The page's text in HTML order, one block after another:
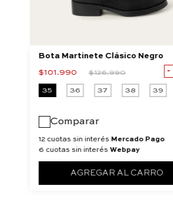
Bota Martinete Clásico Negro
$101.990 $126.990
35 36 37 38 39
Comparar
12 cuotas sin interés Mercado Pago
6 cuotas sin interés Webpay
AGREGAR AL CARRO